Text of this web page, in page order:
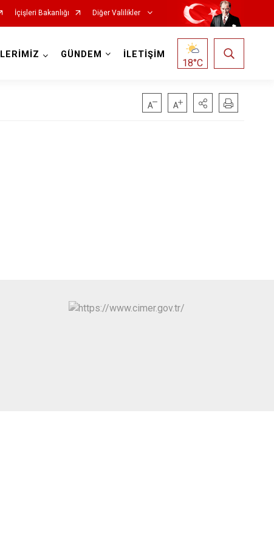
İçişleri Bakanlığı Diğer Valilikler
GÜNDEM İLETİŞİM
18°C